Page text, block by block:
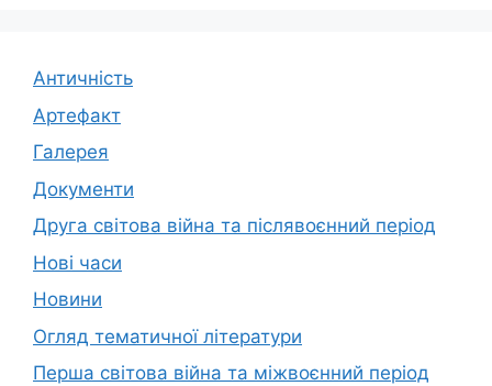
Античність
Артефакт
Галерея
Документи
Друга світова війна та післявоєнний період
Нові часи
Новини
Огляд тематичної літератури
Перша світова війна та міжвоєнний період